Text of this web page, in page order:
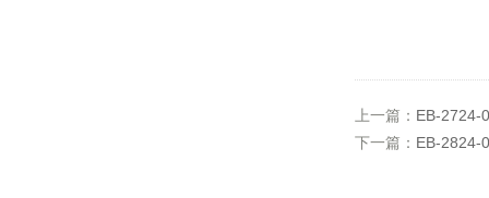
上一篇： EB-2724-
下一篇： EB-2824-